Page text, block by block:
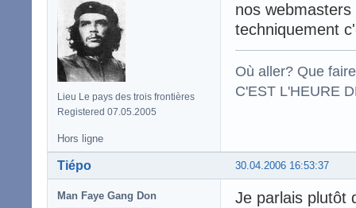
Lieu Le pays des trois frontières
Registered 07.05.2005
nos
techniquement
Où aller? Que
C'EST L'HEURE
Hors ligne
30.04.2006 16:53:37
Tiépo
Man Faye Gang Don Je parlais plutôt